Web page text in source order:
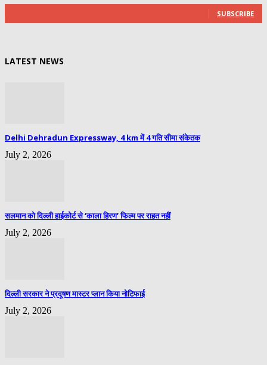
SUBSCRIBE
LATEST NEWS
Delhi Dehradun Expressway, 4 km में 4 गति सीमा संकेतक
July 2, 2026
सलमान को दिल्ली हाईकोर्ट से ‘काला हिरण’ फिल्म पर राहत नहीं
July 2, 2026
दिल्ली सरकार ने प्रदूषण मास्टर प्लान किया नोटिफाई
July 2, 2026